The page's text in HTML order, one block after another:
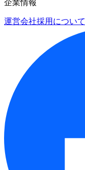
企業情報
運営会社採用について